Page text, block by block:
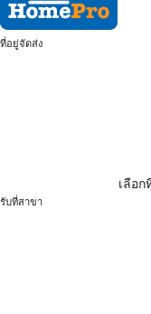
ที่อยู่จัดส่ง
เลือก
รับที่สาขา